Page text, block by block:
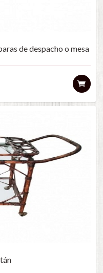
de despacho o mesa